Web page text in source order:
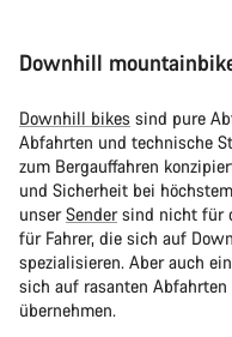
Downhill
Downhill bikes sind pure
Abfahrten und technische
zum Bergauffahren
und Sicherheit bei
unserSendersind nicht für
für Fahrer, die sich auf
spezialisieren. Aber auch
sich auf rasanten
übernehmen.